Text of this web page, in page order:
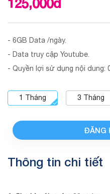
- 6GB Data /ngày.
- Data truy cập Youtube.
- Quyền lợi sử dụng nội dung:
1 Tháng 3 Tháng
ĐĂNG
Thông tin chi tiết